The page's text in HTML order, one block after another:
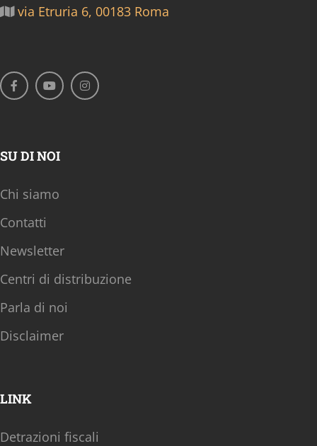
via Etruria 6, 00183 Roma
SU DI NOI
Chi siamo
Contatti
Newsletter
Centri di distribuzione
Parla di noi
Disclaimer
LINK
Detrazioni fiscali